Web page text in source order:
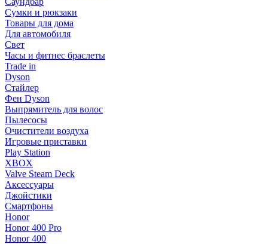
Сумки и рюкзаки
Товары для дома
Для автомобиля
Свет
Часы и фитнес браслеты
Trade in
Dyson
Стайлер
Фен Dyson
Выпрямитель для волос
Пылесосы
Очистители воздуха
Игровые приставки
Play Station
XBOX
Valve Steam Deck
Аксессуары
Джойстики
Смартфоны
Honor
Honor 400 Pro
Honor 400